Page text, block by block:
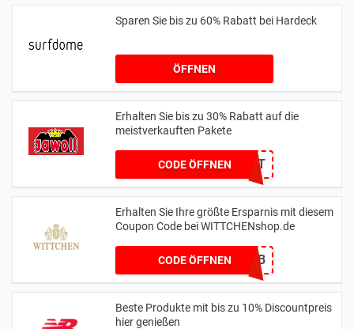
Sparen Sie bis zu 60% Rabatt bei Hardeck
ÖFFNEN
Erhalten Sie bis zu 30% Rabatt auf die
meistverkauften Pakete
CODE ÖFFNEN
KEIN CODE BENÖTIGT
Erhalten Sie Ihre größte Ersparnis mit diesem
Coupon Code bei WITTCHENshop.de
CODE ÖFFNEN666EF2CB
Beste Produkte mit bis zu 10% Discountpreis
hier genießen